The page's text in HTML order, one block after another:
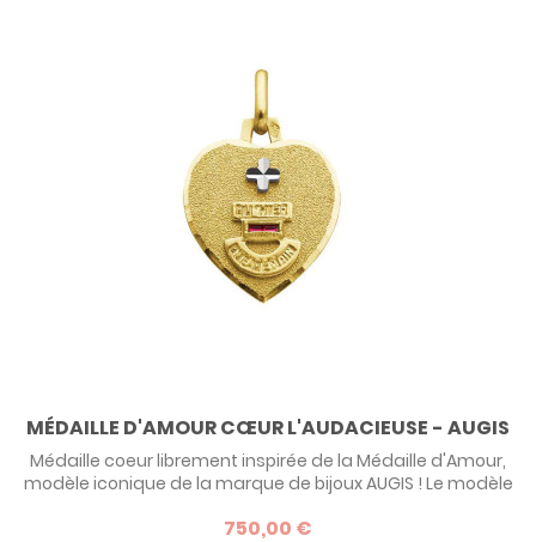
MÉDAILLE D'AMOUR CŒUR L'AUDACIEUSE - AUGIS
Médaille coeur librement inspirée de la Médaille d'Amour,
modèle iconique de la marque de bijoux AUGIS ! Le modèle
750,00 €